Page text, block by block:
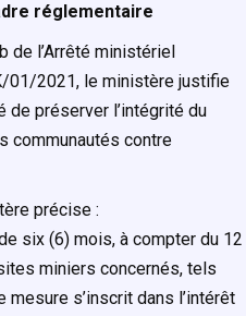
réglementaire
de l’Arrêté ministériel
01/2021, le ministère justifie
préserver l’intégrité du
communautés contre
précise :
six (6) mois, à compter du 12
miniers concernés, tels
s’inscrit dans l’intérêt